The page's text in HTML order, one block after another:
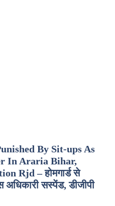
By Sit-ups As
In Araria Bihar,
Rjd – होमगार्ड से
सस्पेंड, डीजीपी